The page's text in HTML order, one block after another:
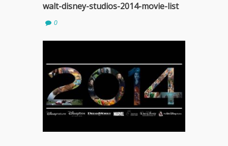
walt-disney-studios-2014-movie-list
0